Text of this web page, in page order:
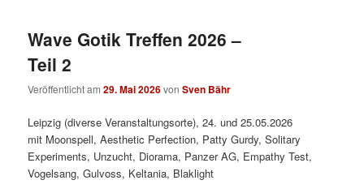
Wave Gotik Treffen 2026 –
Teil 2
Veröffentlicht am29. Mai 2026vonSven Bähr
Leipzig (diverse Veranstaltungsorte), 24. und 25.05.2026
mit Moonspell, Aesthetic Perfection, Patty Gurdy, Solitary
Experiments, Unzucht, Diorama, Panzer AG, Empathy Test,
Vogelsang, Gulvoss, Keltania, Blaklight